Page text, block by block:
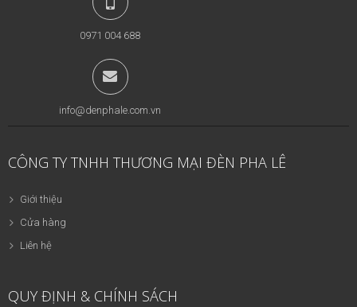
0971 004 688
info@denphale.com.vn
CÔNG TY TNHH THƯƠNG MẠI ĐÈN PHA LÊ
Giới thiệu
Cửa hàng
Liên hệ
QUY ĐỊNH & CHÍNH SÁCH